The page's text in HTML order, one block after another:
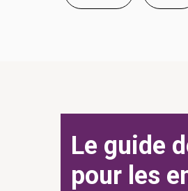
Le guide
pour les